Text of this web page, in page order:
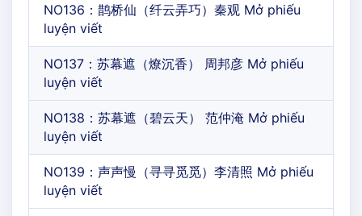
NO136：鹊桥仙（纤云弄巧）秦观 Mở phiếu
luyện viết
NO137：苏幕遮（燎沉香） 周邦彦 Mở phiếu
luyện viết
NO138：苏幕遮（碧云天） 范仲淹 Mở phiếu
luyện viết
NO139：声声慢（寻寻觅觅）李清照 Mở phiếu
luyện viết